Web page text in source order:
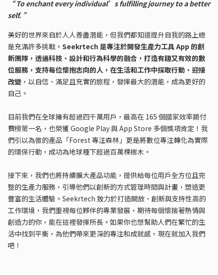
“ To enchant every individual’s fulfilling journey to a better
self. ”
美好的世界來自於人人善盡潛能，但我們都知道提升自我的路上總
是充滿許多挑戰。 Seekrtech 是專注於開發生產力工具 App 的創
新團隊，透過科技、設計和行為科學的融合，打造有趣又有效的數
位服務，支持每位懷抱志向的人，在生活和工作中採取行動、迎接
改變 ，以自信、滿足且充實的旅程，發揮最大的潛能，成為更好的
自己。
目前我們在全球擁有超過四千萬用戶，最高在 165 個國家效率類付
費榜第一名，也榮獲 Google Play 與 App Store 多個獎項肯定！我
們引以為傲的產品「Forest 專注森林」更是將數位專注轉化為實際
的環保行動，成功為地球種下超過百萬棵樹木。
接下來，我們也將持續擴大產品功能，提供給每位用戶全方位且完
整的生產力服務，引導他們以創新的方式管理時間與計畫，塑造更
豐富的生活體驗。Seekrtech 致力於打造開放、創新與支持性高的
工作環境，我們重視每位夥伴的專業發展，期待每個懷揣著熱情與
創造力的你，能在這裡發揮所長。如果你也想幫助人們在繁忙的生
活中找到平衡，為他們帶來更深的專注和成就感，現在就加入我們
吧！